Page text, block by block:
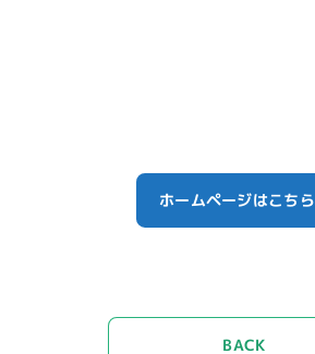
ホームページはこちら
BACK